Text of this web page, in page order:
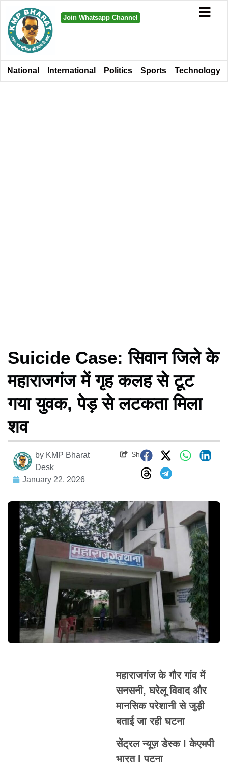
Join Whatsapp Channel
National International Politics Sports Technology
Suicide Case: सिवान जिले के
महाराजगंज में गृह कलह से टूट
गया युवक, पेड़ से लटकता मिला
शव
by KMP Bharat
Desk
January 22, 2026
Share
महाराजगंज के गौर गांव में
सनसनी, घरेलू विवाद और
मानसिक परेशानी से जुड़ी
बताई जा रही घटना
सेंट्रल न्यूज़ डेस्क l केएमपी
भारत l पटना